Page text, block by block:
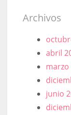
Archivos
abril
marzo
junio